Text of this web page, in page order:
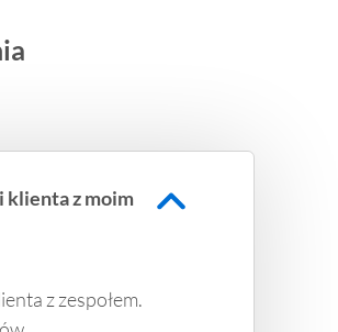
klienta z moim
z zespołem.